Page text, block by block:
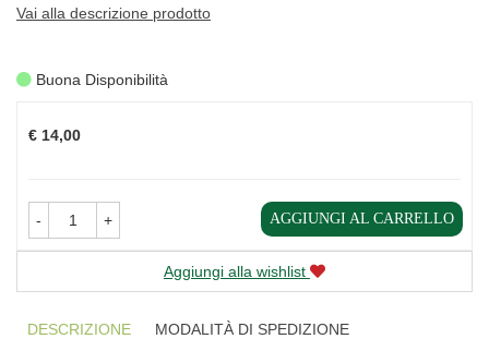
Vai alla descrizione prodotto
Buona Disponibilità
€ 14,00
- + AGGIUNGI AL CARRELLO
Aggiungi alla wishlist
DESCRIZIONE
MODALITÀ DI SPEDIZIONE